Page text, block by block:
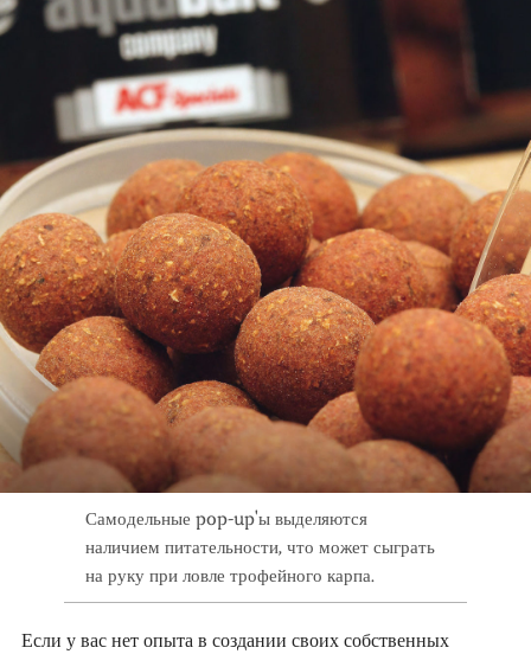
Самодельные pop-up'ы выделяются
наличием питательности, что может сыграть
на руку при ловле трофейного карпа.
Если у вас нет опыта в создании своих собственных